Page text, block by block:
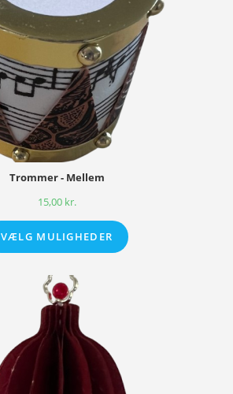
Trommer - Mellem
15,00 kr.
VÆLG MULIGHEDER